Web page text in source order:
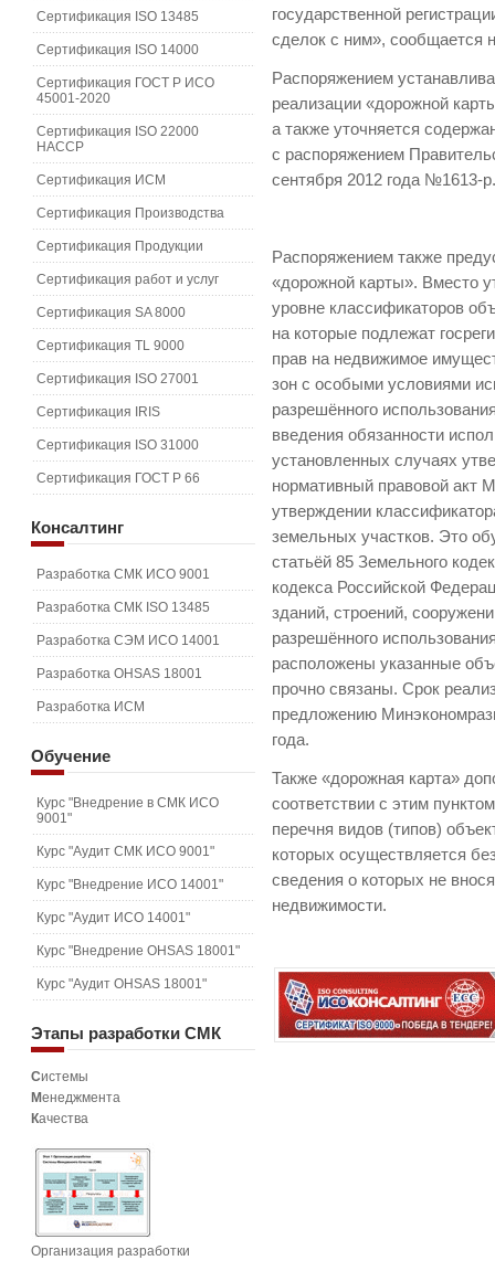
государственной
сделок с ним», сообщается
Распоряжением
реализации «дорожной
а также уточняется
с распоряжением
сентября 2012 года №1613-
Распоряжением также
«дорожной карты». Вместо
уровне классификаторов
на которые подлежат
прав на недвижимое
зон с особыми условиями
разрешённого
введения обязанности
установленных случаях
нормативный правовой акт
утверждении
земельных участков. Это
статьёй 85 Земельного
кодекса Российской
зданий, строений,
разрешённого
расположены указанные
прочно связаны. Срок
предложению
года.
Также «дорожная карта»
соответствии с этим
перечня видов (типов)
которых осуществляется
сведения о которых не
недвижимости.
Сертификация ISO 13485
Сертификация ISO 14000
Сертификация ГОСТ Р ИСО
45001-2020
Сертификация ISO 22000
HACCP
Сертификация ИСМ
Сертификация Производства
Сертификация Продукции
Сертификация работ и услуг
Сертификация SA 8000
Сертификация TL 9000
Сертификация ISO 27001
Сертификация IRIS
Сертификация ISO 31000
Сертификация ГОСТ Р 66
Консалтинг
Разработка СМК ИСО 9001
Разработка СМК ISO 13485
Разработка СЭМ ИСО 14001
Разработка OHSAS 18001
Разработка ИСМ
Обучение
Курс "Внедрение в СМК ИСО
9001"
Курс "Аудит СМК ИСО 9001"
Курс "Внедрение ИСО 14001"
Курс "Аудит ИСО 14001"
Курс "Внедрение OHSAS 18001"
Курс "Аудит OHSAS 18001"
Этапы разработки СМК
Системы
Менеджмента
Качества
Организация разработки